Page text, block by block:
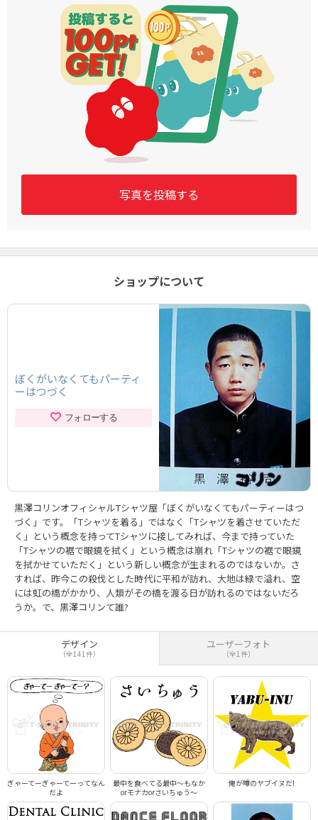
写真を投稿する
ショップについて
ぼくがいなくてもパーティ
ーはつづく
フォローする
黒澤コリンオフィシャルTシャツ屋「ぼくがいなくてもパーティーはつ
づく」です。「Tシャツを着る」ではなく「Tシャツを着させていただ
く」という概念を持ってTシャツに接してみれば、今まで持っていた
「Tシャツの裾で眼鏡を拭く」という概念は崩れ「Tシャツの裾で眼鏡
を拭かせていただく」という新しい概念が生まれるのではないか。さ
すれば、昨今この殺伐とした時代に平和が訪れ、大地は緑で溢れ、空
には虹の橋がかかり、人類がその橋を渡る日が訪れるのではないだろ
うか。で、黒澤コリンて誰?
デザイン
（全141件）
ユーザーフォト
（全1件）
ぎゃーてーぎゃーてーってなん
だよ
最中を食べてる最中～もなか
orモナカorさいちゅう～
俺が噂のヤブイヌだ!